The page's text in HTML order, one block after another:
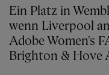
Ein Platz in
wenn Liverpool
Adobe Women's
Brighton & Hove